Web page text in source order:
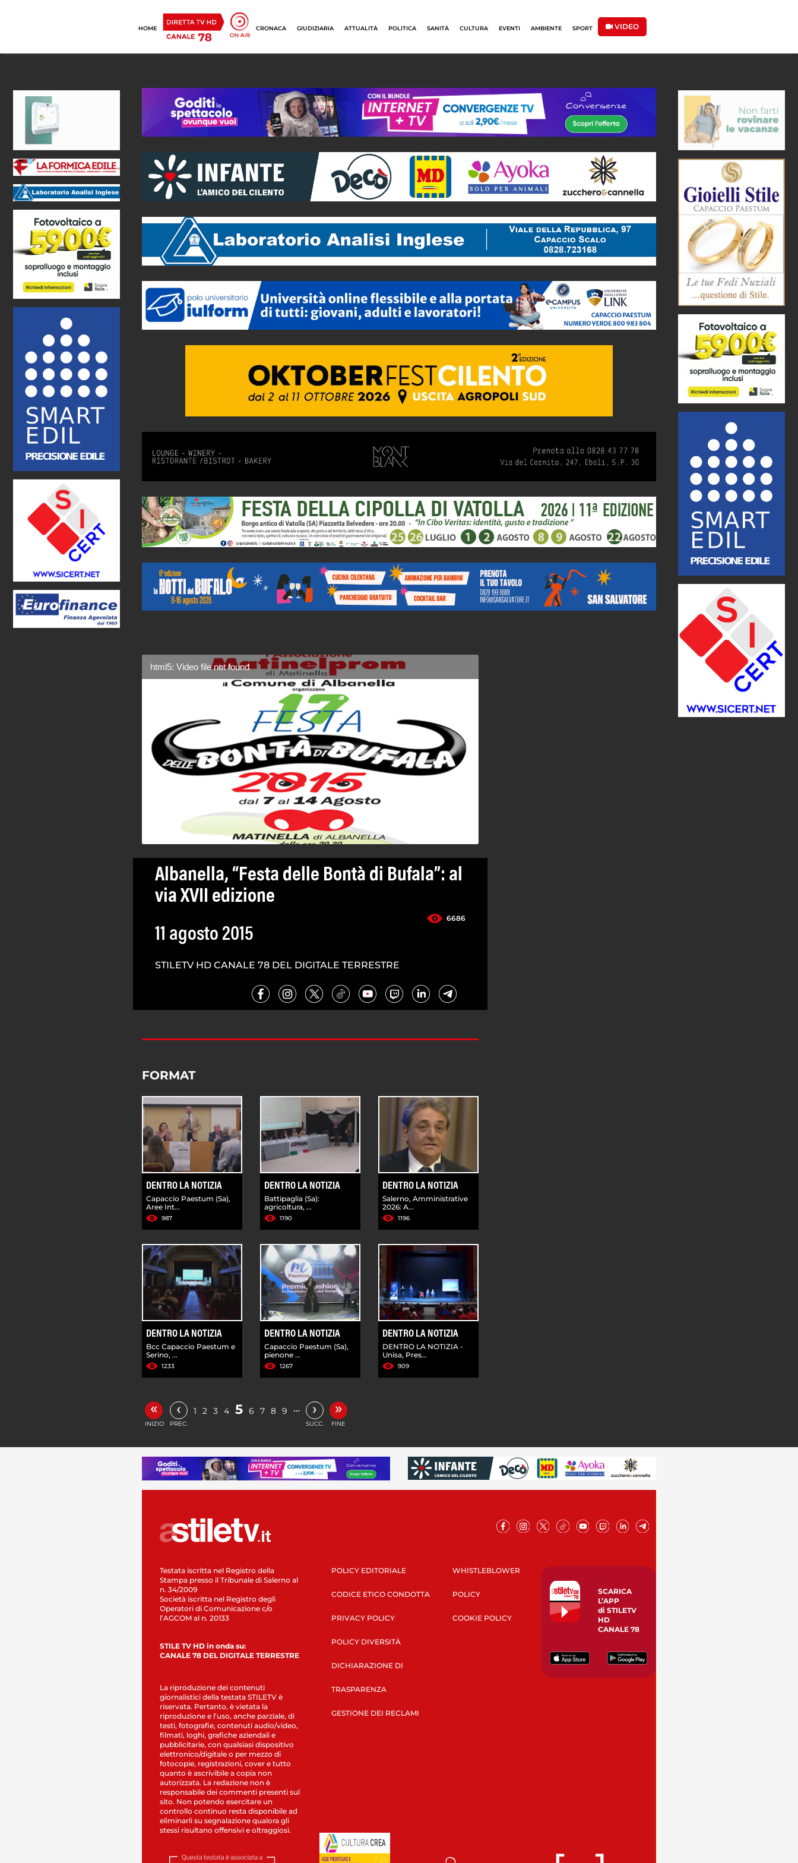
HOME CRONACA GIUDIZIARIA ATTUALITÀ POLITICA SANITÀ CULTURA EVENTI AMBIENTE SPORT VIDEO
html5: Video file not found
Albanella, “Festa delle Bontà di Bufala”: al
via XVII edizione
6686
11 agosto 2015
STILETV HD CANALE 78 DEL DIGITALE TERRESTRE
FORMAT
DENTRO LA NOTIZIA
Capaccio Paestum (Sa),
Aree Int...
987
DENTRO LA NOTIZIA
Battipaglia (Sa):
agricoltura, ...
1190
DENTRO LA NOTIZIA
Salerno, Amministrative
2026: A...
1196
DENTRO LA NOTIZIA
Bcc Capaccio Paestum e
Serino, ...
1233
DENTRO LA NOTIZIA
Capaccio Paestum (Sa),
pienone ...
1267
DENTRO LA NOTIZIA
DENTRO LA NOTIZIA -
Unisa, Pres...
909
«
INIZIO
‹
PREC.
1 2 3 4 5 6 7 8 9 … ›
SUCC.
»
FINE
Testata iscritta nel Registro della
Stampa presso il Tribunale di Salerno al
n. 34/2009
Società iscritta nel Registro degli
Operatori di Comunicazione c/o
l’AGCOM al n. 20133
STILE TV HD in onda su:
CANALE 78 DEL DIGITALE TERRESTRE
La riproduzione dei contenuti
giornalistici della testata STILETV è
riservata. Pertanto, è vietata la
riproduzione e l’uso, anche parziale, di
testi, fotografie, contenuti audio/video,
filmati, loghi, grafiche aziendali e
pubblicitarie, con qualsiasi dispositivo
elettronico/digitale o per mezzo di
fotocopie, registrazioni, cover e tutto
quanto è ascrivibile a copia non
autorizzata. La redazione non è
responsabile dei commenti presenti sul
sito. Non potendo esercitare un
controllo continuo resta disponibile ad
eliminarli su segnalazione qualora gli
stessi risultano offensivi e oltraggiosi.
POLICY EDITORIALE
CODICE ETICO CONDOTTA
PRIVACY POLICY
POLICY DIVERSITÀ
DICHIARAZIONE DI
TRASPARENZA
GESTIONE DEI RECLAMI
WHISTLEBLOWER
POLICY
COOKIE POLICY
SCARICA
L’APP
di STILETV
HD
CANALE 78